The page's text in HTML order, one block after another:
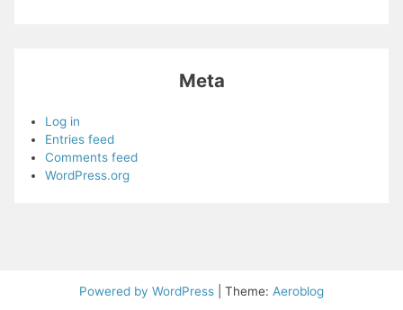
Meta
Log in
Entries feed
Comments feed
WordPress.org
Powered by WordPress Theme: Aeroblog